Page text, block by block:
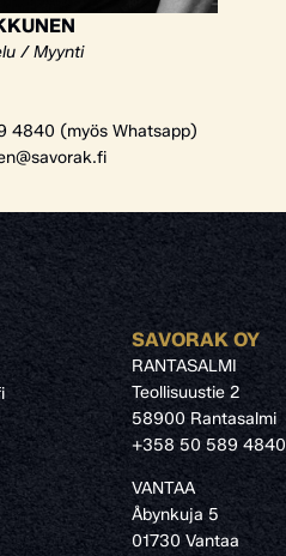
/ Myynti
4840 (myös Whatsapp)
SAVORAK OY
RANTASALMI
Teollisuustie 2
58900 Rantasalmi
+358 50 589 4840
VANTAA
Åbynkuja 5
01730 Vantaa